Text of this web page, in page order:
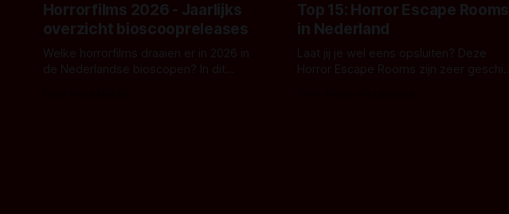
Horrorfilms 2026 - Jaarlijks
overzicht bioscoopreleases
Welke horrorfilms draaien er in 2026 in
de Nederlandse bioscopen? In dit
Top 15: Horror Escape Rooms
in Nederland
Laat jij je wel eens opsluiten? Deze
Horror Escape Rooms zijn zeer geschikt